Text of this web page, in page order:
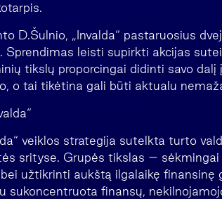
D.Šulnio, „Invalda“ pastaruosius
Sprendimas leisti supirkti akcijas
tikslų proporcingai didinti savo
o tai tikėtina gali būti aktualu
veiklos strategija sutelkta turto
srityse. Grupės tikslas –
užtikrinti aukštą ilgalaikę finansinę
sukoncentruota finansų,